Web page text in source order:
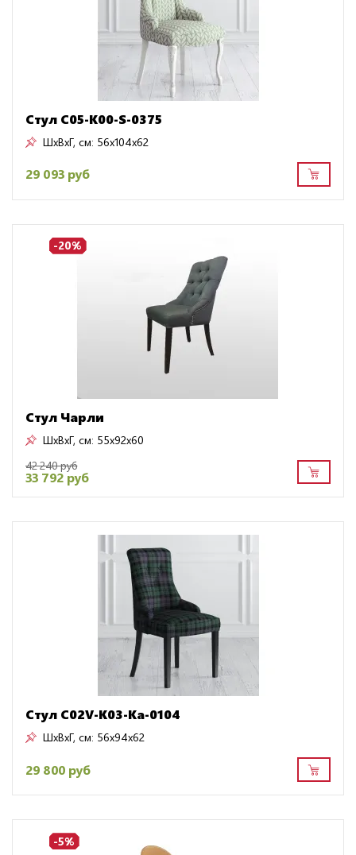
Стул C05-K00-S-0375
ШxВxГ, см: 56x104x62
29 093 руб
-20%
Стул Чарли
ШxВxГ, см: 55x92x60
42 240 руб
33 792 руб
Стул C02V-K03-Ka-0104
ШxВxГ, см: 56x94x62
29 800 руб
-5%